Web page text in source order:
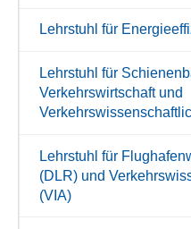
Lehrstuhl für
Lehrstuhl für
Verkehrswirtschaft und
Lehrstuhl für
(DLR) und
(VIA)